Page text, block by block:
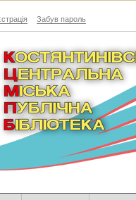
Забув пароль